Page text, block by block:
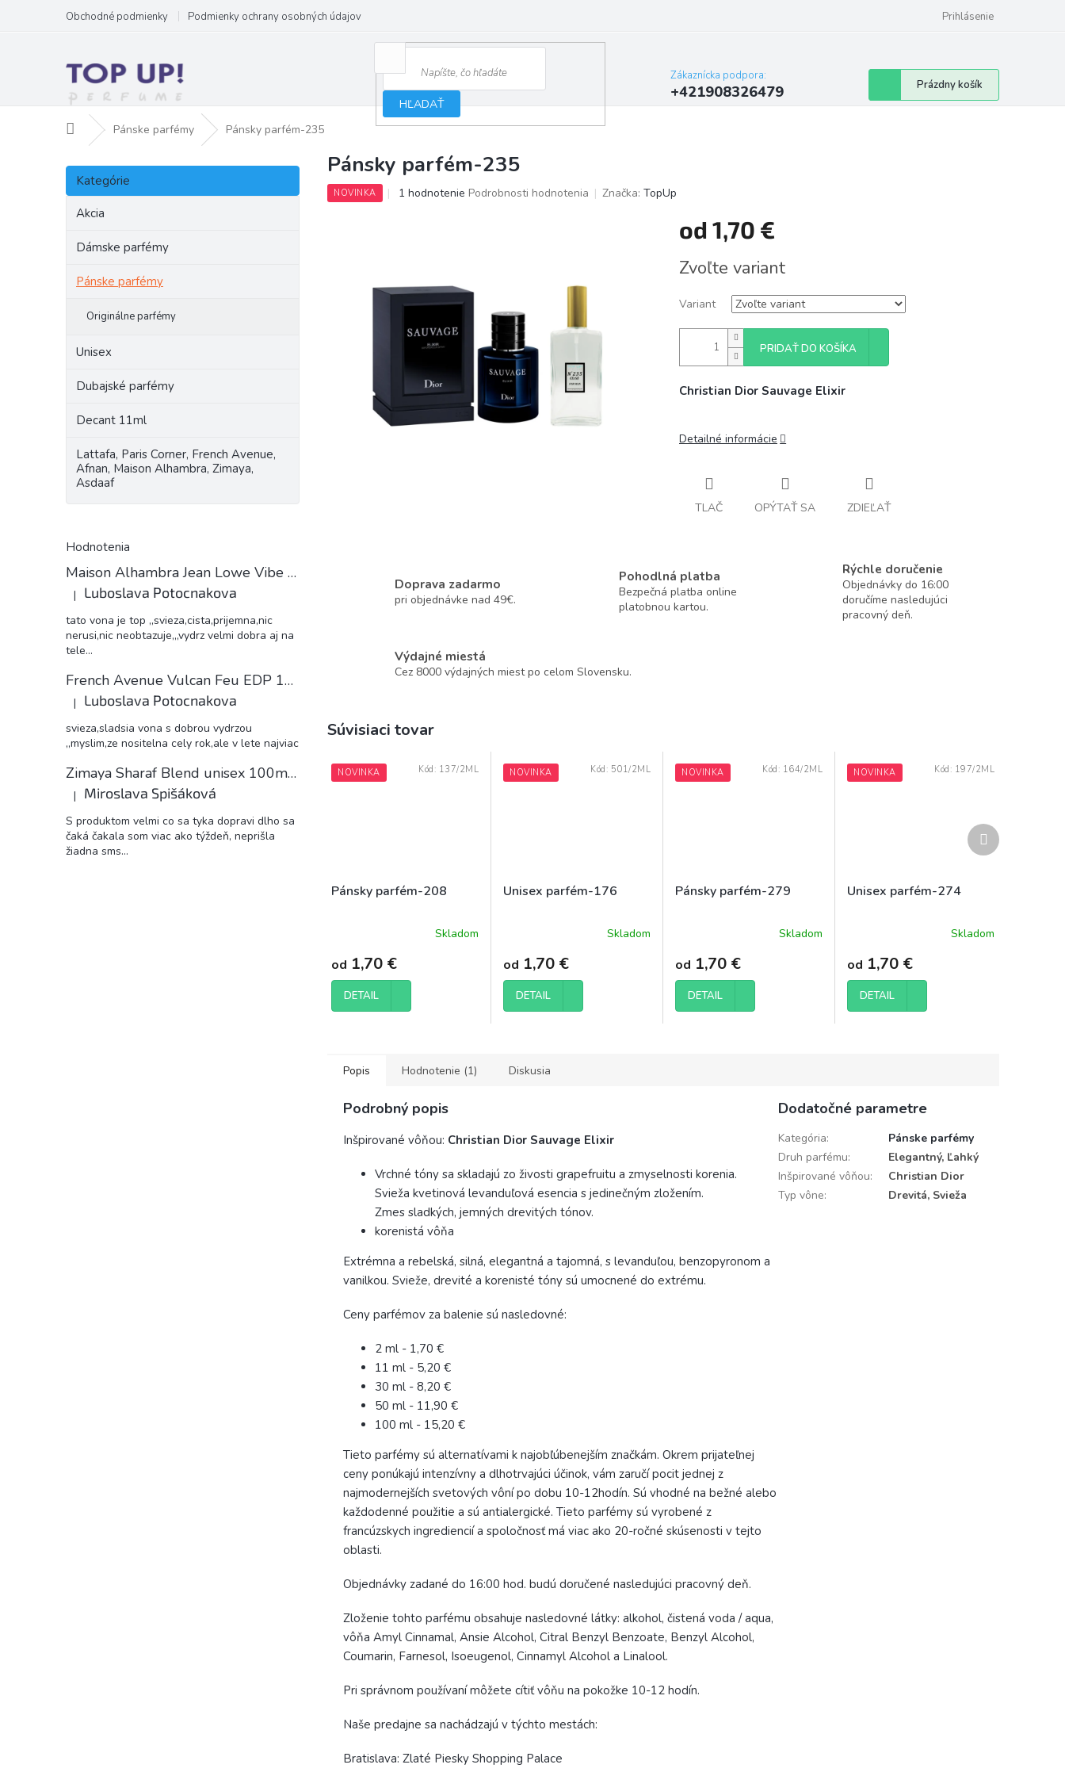
obsah
Obchodné podmienky Podmienky ochrany osobných údajov Prihlásenie
HĽADAŤ
Zákaznícka podpora:
+421908326479
Nákupný
košík
Prázdny košík
DomovPánske parfémy Pánsky parfém-235
B
č
Preskočiť
kategórie
Kategórie
Akcia
Dámske parfémy
Pánske parfémy
Originálne parfémy
Unisex
Dubajské parfémy
Decant 11ml
Lattafa, Paris Corner, French Avenue,
Afnan, Maison Alhambra, Zimaya,
Asdaaf
Hodnotenia
Maison Alhambra Jean Lowe Vibe unisex 11ml EDP decant
Hodnotenie produktu je 5 z 5 hviezdičiek.
| Luboslava Potocnakova
tato vona je top ,,svieza,cista,prijemna,nic
nerusi,nic neobtazuje,,,vydrz velmi dobra aj na
tele...
French Avenue Vulcan Feu EDP 11ml decant
Hodnotenie produktu je 5 z 5 hviezdičiek.
| Luboslava Potocnakova
svieza,sladsia vona s dobrou vydrzou
,,myslim,ze nositelna cely rok,ale v lete najviac
Zimaya Sharaf Blend unisex 100ml EDP
Hodnotenie produktu je 5 z 5 hviezdičiek.
| Miroslava Spišáková
S produktom velmi co sa tyka dopravi dlho sa
čaká čakala som viac ako týždeň, neprišla
žiadna sms...
Pánsky parfém-235
NOVINKA
Priemerné
5
hviezdičiek.
1 hodnotenie Podrobnosti hodnotenia Značka: TopUp
od 1,70 €
cena:
Zvoľte variant
Variant
PRIDAŤ DO KOŠÍKA
Christian Dior Sauvage Elixir
Detailné informácie
TLAČ OPÝTAŤ SA ZDIEĽAŤ
Doprava zadarmo
pri objednávke nad 49€.
Pohodlná platba
Bezpečná platba online
platobnou kartou.
Rýchle doručenie
Objednávky do 16:00
doručíme nasledujúci
pracovný deň.
Výdajné miestá
Cez 8000 výdajných miest po celom Slovensku.
Súvisiaci tovar
NOVINKA
Pánsky parfém-208
produktu
je
5,0
z
Skladom
od 1,70 €
DETAIL
Kód: 137/2ML NOVINKA
Unisex parfém-176
Skladom
od 1,70 €
DETAIL
Kód: 501/2ML NOVINKA
Pánsky parfém-279
produktu
je
5,0
z
Skladom
od 1,70 €
DETAIL
Kód: 164/2ML NOVINKA
Unisex parfém-274
Skladom
od 1,70 €
DETAIL
Kód: 197/2ML
Ďalší
produkt
Popis Hodnotenie (1) Diskusia
Podrobný popis
Inšpirované vôňou: Christian Dior Sauvage Elixir
Vrchné tóny sa skladajú zo živosti grapefruitu a zmyselnosti korenia.
Svieža kvetinová levanduľová esencia s jedinečným zložením.
Zmes sladkých, jemných drevitých tónov.
korenistá vôňa
Extrémna a rebelská, silná, elegantná a tajomná, s levanduľou, benzopyronom a
vanilkou. Svieže, drevité a korenisté tóny sú umocnené do extrému.
Ceny parfémov za balenie sú nasledovné:
2 ml - 1,70 €
11 ml - 5,20 €
30 ml - 8,20 €
50 ml - 11,90 €
100 ml - 15,20 €
Tieto parfémy sú alternatívami k najobľúbenejším značkám. Okrem prijateľnej
ceny ponúkajú intenzívny a dlhotrvajúci účinok, vám zaručí pocit jednej z
najmodernejších svetových vôní po dobu 10-12hodín. Sú vhodné na bežné alebo
každodenné použitie a sú antialergické. Tieto parfémy sú vyrobené z
francúzskych ingrediencií a spoločnosť má viac ako 20-ročné skúsenosti v tejto
oblasti.
Objednávky zadané do 16:00 hod. budú doručené nasledujúci pracovný deň.
Zloženie tohto parfému obsahuje nasledovné látky: alkohol, čistená voda / aqua,
vôňa Amyl Cinnamal, Ansie Alcohol, Citral Benzyl Benzoate, Benzyl Alcohol,
Coumarin, Farnesol, Isoeugenol, Cinnamyl Alcohol a Linalool.
Pri správnom používaní môžete cítiť vôňu na pokožke 10-12 hodín.
Naše predajne sa nachádzajú v týchto mestách:
Bratislava: Zlaté Piesky Shopping Palace
Dodatočné parametre
Kategória:
Pánske parfémy
Druh parfému:
Elegantný, Ľahký
Inšpirované vôňou:
Christian Dior
Typ vône: Drevitá, Svieža